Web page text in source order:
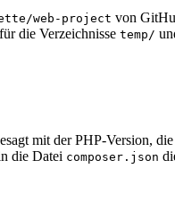
web-project von
für die Verzeichnisse temp/
mit der PHP-Version,
die Datei composer.json